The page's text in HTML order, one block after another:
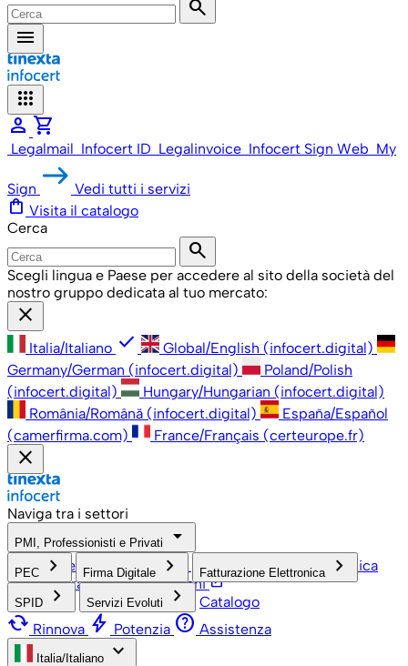
search
menu
apps
person shopping_cart
Legalmail Infocert ID Legalinvoice Infocert Sign Web My
Sign Vedi tutti i servizi
shopping_bag Visita il catalogo
Cerca
search
Scegli lingua e Paese per accedere al sito della società del
nostro gruppo dedicata al tuo mercato:
close
Italia/Italiano check
Global/English (infocert.digital)
Germany/German (infocert.digital)
Poland/Polish
(infocert.digital)
Hungary/Hungarian (infocert.digital)
România/Română (infocert.digital)
España/Español
(camerfirma.com)
France/Français (certeurope.fr)
close
Naviga tra i settori
PMI, Professionisti e Privati arrow_drop_down
PMI, Professionisti e Privati check Grandi Aziende
Pubblica
Amministrazione Associazioni open_in_new
PEC keyboard_arrow_right Firma Digitale keyboard_arrow_right Fatturazione Elettronica keyboard_arrow_right
SPID keyboard_arrow_right Servizi Evoluti keyboard_arrow_right Catalogo
cached Rinnova bolt Potenzia help Assistenza
Italia/Italiano keyboard_arrow_down